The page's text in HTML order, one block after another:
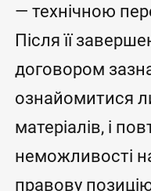
— технічною
Після її
договором
ознайомитися
матеріалів, і
неможливості
правову позицію